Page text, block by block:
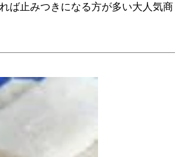
ば止みつきになる方が多い大人気商